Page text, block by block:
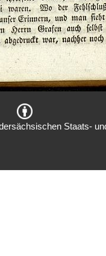
Staats-